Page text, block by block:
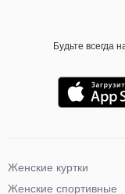
Будьте всегда
Женские куртки
Женские спортивные